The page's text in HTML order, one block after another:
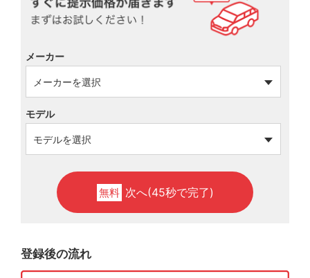
メーカー
モデル
無料 次へ(45秒で完了)
登録後の流れ